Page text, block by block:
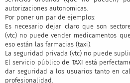
autorizaciones autonomicas.
Por poner un par de ejemplos:
Es necesario dejar claro que son
(vtc) no puede vender medicamentos
eso están las farmacias (taxi).
La seguridad privada (vtc) no puede
El servicio público de TAXI está
dar seguridad a los usuarios tanto en
profesionalidad.